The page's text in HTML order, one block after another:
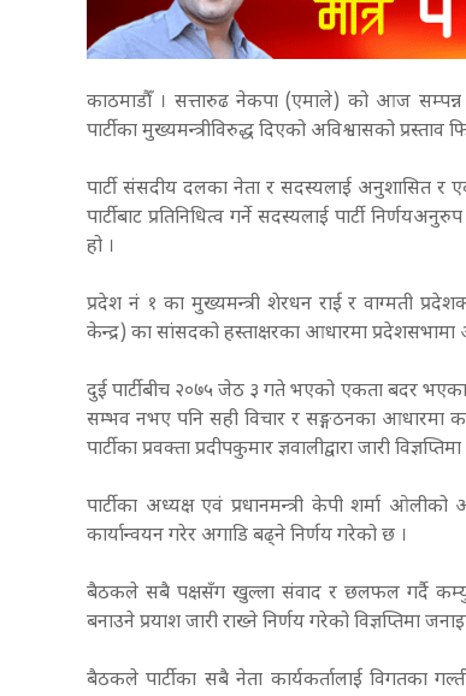
काठमाडौँ । सत्तारुढ नेकपा (एमाले) को आज सम्पन्न
पार्टीका मुख्यमन्त्रीविरुद्ध दिएको अविश्वासको प्रस्ताव
पार्टी संसदीय दलका नेता र सदस्यलाई अनुशासित र
पार्टीबाट प्रतिनिधित्व गर्ने सदस्यलाई पार्टी
हो ।
प्रदेश नं १ का मुख्यमन्त्री शेरधन राई र वाग्मती
केन्द्र) का सांसदको हस्ताक्षरका आधारमा प्रदेशसभामा
दुई पार्टीबीच २०७५ जेठ ३ गते भएको एकता बदर
सम्भव नभए पनि सही विचार र सङ्गठनका आधारमा
पार्टीका प्रवक्ता प्रदीपकुमार ज्ञवालीद्वारा जारी
पार्टीका अध्यक्ष एवं प्रधानमन्त्री केपी शर्मा
कार्यान्वयन गरेर अगाडि बढ्ने निर्णय गरेको छ ।
बैठकले सबै पक्षसँग खुल्ला संवाद र छलफल गर्दै
बनाउने प्रयाश जारी राख्ने निर्णय गरेको विज्ञप्तिमा
बैठकले पार्टीका सबै नेता कार्यकर्तालाई विगतका